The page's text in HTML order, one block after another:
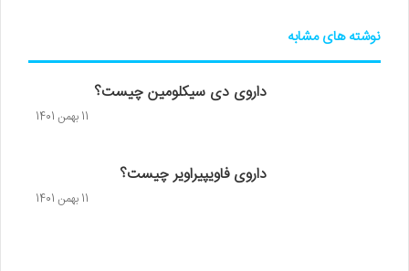
نوشته های مشابه
داروی دی سیکلومین چیست؟
11 بهمن 1401
داروی فاویپیراویر چیست؟
11 بهمن 1401